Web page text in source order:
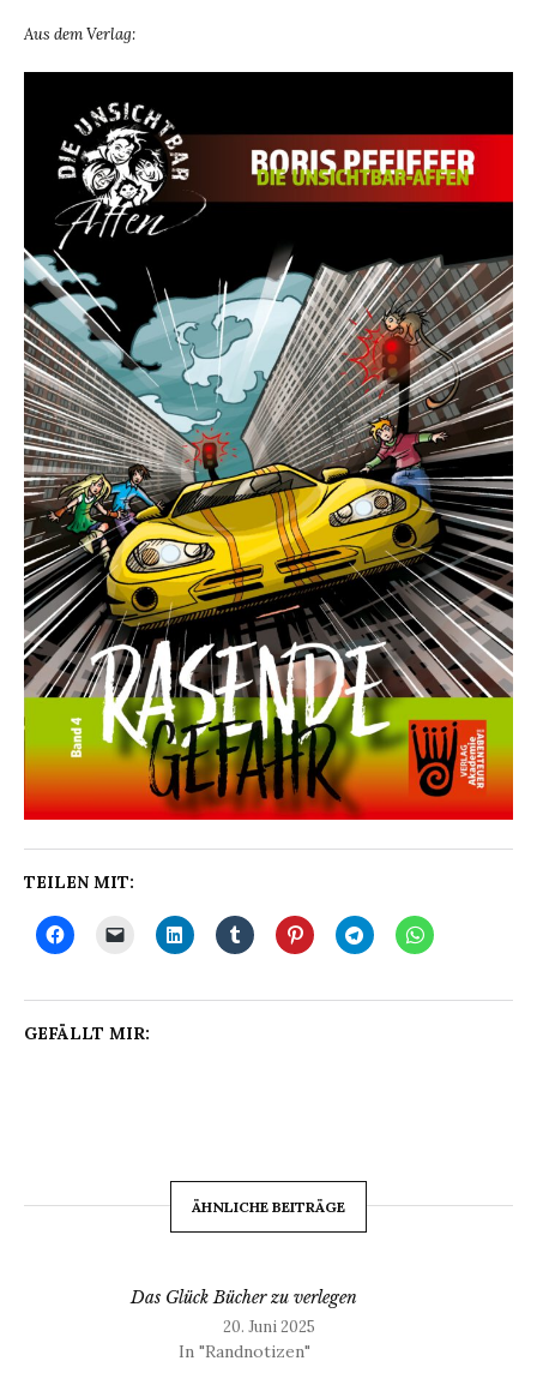
Aus dem Verlag:
TEILEN MIT:
GEFÄLLT MIR:
ÄHNLICHE BEITRÄGE
Das Glück Bücher zu verlegen
20. Juni 2025
In "Randnotizen"